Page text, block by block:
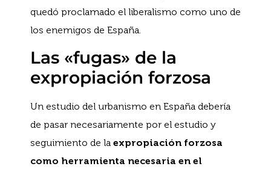
quedó proclamado el liberalismo como uno de
los enemigos de España.
Las «fugas» de la
expropiación forzosa
Un estudio del urbanismo en España debería
de pasar necesariamente por el estudio y
seguimiento de la expropiación forzosa
como herramienta necesaria en el